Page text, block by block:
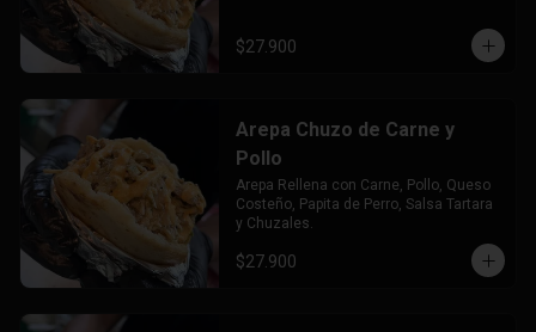
$27.900
Arepa Chuzo de Carne y
Pollo
Arepa Rellena con Carne, Pollo, Queso
Costeño, Papita de Perro, Salsa Tartara
y Chuzales.
$27.900